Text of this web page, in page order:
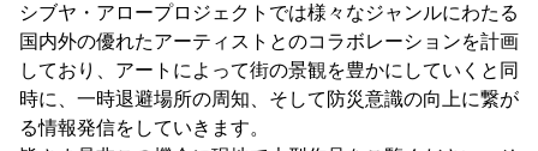
シブヤ・アロープロジェクトでは様々なジャンルにわたる
国内外の優れたアーティストとのコラボレーションを計画
しており、アートによって街の景観を豊かにしていくと同
時に、一時退避場所の周知、そして防災意識の向上に繋が
る情報発信をしていきます。